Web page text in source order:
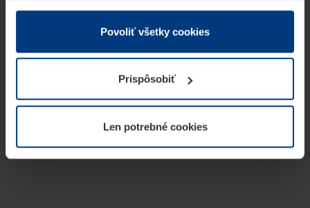
v rámci Vášho využívania služieb.
Z právneho hľadiska môžeme cookies ukladať na Vašom
prevádzku tejto stránky. Pre všetky ostatné typy cookie
potrebujeme Vaše povolenie. Vaše povolenie môžete
kedykoľvek zmeniť alebo odvolať vo vysvetlení cookie
našej webovej stránky.
Povoliť všetky cookies
Prispôsobiť
Len potrebné cookies